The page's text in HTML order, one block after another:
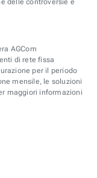
delle controversie è
AGCom
di rete fissa
per il periodo
mensile, le soluzioni
maggiori informazioni